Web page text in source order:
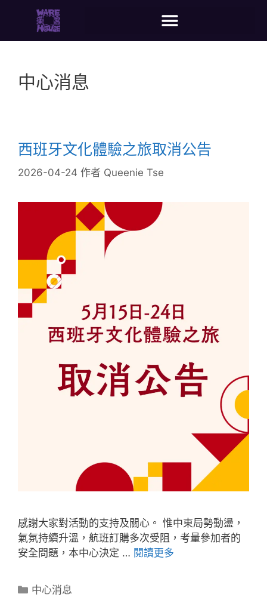
中心消息
西班牙文化體驗之旅取消公告
2026-04-24 作者 Queenie Tse
感謝大家對活動的支持及關心。 惟中東局勢動盪，
氣氛持續升溫，航班訂購多次受阻，考量參加者的
安全問題，本中心決定 … 閱讀更多
中心消息